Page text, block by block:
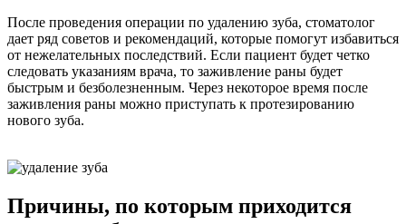
После проведения операции по удалению зуба, стоматолог
дает ряд советов и рекомендаций, которые помогут избавиться
от нежелательных последствий. Если пациент будет четко
следовать указаниям врача, то заживление раны будет
быстрым и безболезненным. Через некоторое время после
заживления раны можно приступать к протезированию
нового зуба.
Причины, по которым приходится